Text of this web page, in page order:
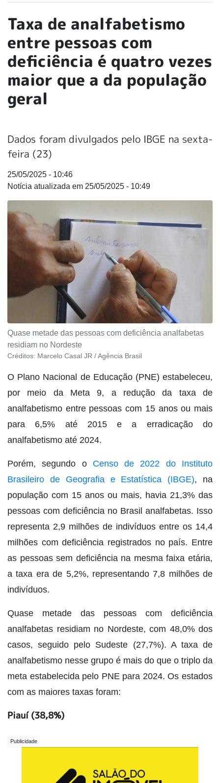
Taxa de analfabetismo
entre pessoas com
deficiência é quatro vezes
maior que a da população
geral
Dados foram divulgados pelo IBGE na sexta-
feira (23)
25/05/2025 - 10:46
25/05/2025 - 10:49
Quase metade das pessoas com deficiência analfabetas
residiam no Nordeste
Créditos: Marcelo Casal JR / Agência Brasil
O Plano Nacional de Educação (PNE) estabeleceu,
por meio da Meta 9, a redução da taxa de
analfabetismo entre pessoas com 15 anos ou mais
para 6,5% até 2015 e a erradicação do
analfabetismo até 2024.
Porém, segundo o Censo de 2022 do Instituto
Brasileiro de Geografia e Estatística (IBGE), na
população com 15 anos ou mais, havia 21,3% das
pessoas com deficiência no Brasil analfabetas. Isso
representa 2,9 milhões de indivíduos entre os 14,4
milhões com deficiência registrados no país. Entre
as pessoas sem deficiência na mesma faixa etária,
a taxa era de 5,2%, representando 7,8 milhões de
indivíduos.
Quase metade das pessoas com deficiência
analfabetas residiam no Nordeste, com 48,0% dos
casos, seguido pelo Sudeste (27,7%). A taxa de
analfabetismo nesse grupo é mais do que o triplo da
meta estabelecida pelo PNE para 2024. Os estados
com as maiores taxas foram:
Piauí (38,8%)